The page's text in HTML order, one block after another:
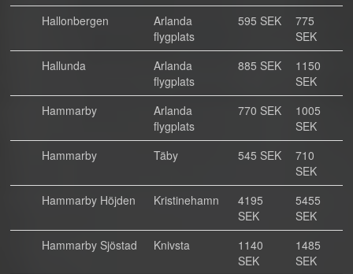
Hallonbergen
Arlanda
flygplats
595 SEK
775
SEK
Hallunda
Arlanda
flygplats
885 SEK
1150
SEK
Hammarby
Arlanda
flygplats
770 SEK
1005
SEK
Hammarby
Täby 545 SEK
710
SEK
Hammarby Höjden
Kristinehamn
4195
SEK
5455
SEK
Hammarby Sjöstad
Knivsta
1140
SEK
1485
SEK